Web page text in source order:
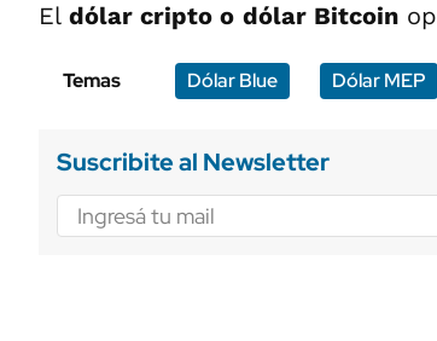
El dólar cripto o dólar Bitcoin
Temas Dólar Blue Dólar MEP
Suscribite al Newsletter